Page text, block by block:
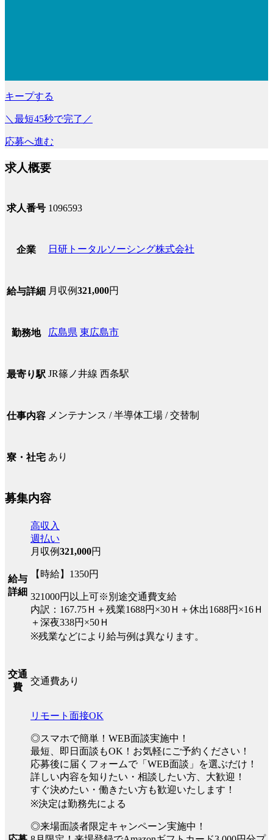
キープする
＼最短45秒で完了／
応募へ進む
求人概要
求人番号 1096593
企業 日研トータルソーシング株式会社
給与詳細 月収例321,000円
勤務地 広島県 東広島市
最寄り駅 JR篠ノ井線 西条駅
仕事内容 メンテナンス / 半導体工場 / 交替制
寮・社宅 あり
募集内容
給与
詳細
高収入
週払い
月収例321,000円
【時給】1350円
321000円以上可※別途交通費支給
内訳：167.75Ｈ＋残業1688円×30Ｈ＋休出1688円×16Ｈ
＋深夜338円×50Ｈ
※残業などにより給与例は異なります。
交通
費
交通費あり
リモート面接OK
◎スマホで簡単！WEB面談実施中！
最短、即日面談もOK！お気軽にご予約ください！
応募後に届くフォームで「WEB面談」を選ぶだけ！
詳しい内容を知りたい・相談したい方、大歓迎！
すぐ決めたい・働きたい方も歓迎いたします！
※決定は勤務先による
◎来場面談者限定キャンペーン実施中！